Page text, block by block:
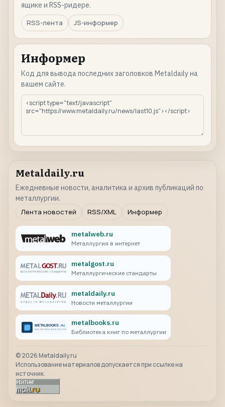
ящике и RSS-ридере.
RSS-лента
JS-информер
Информер
Код для вывода последних заголовков Metaldaily на
вашем сайте.
Metaldaily.ru
Ежедневные новости, аналитика и архив публикаций по
металлургии.
Лента новостей
RSS/XML Информер
metalweb.ru
Металлургия в интернет
metalgost.ru
Металлургические стандарты
metaldaily.ru
Новости металлургии
metalbooks.ru
Библиотека книг по металлургии
©2026 Metaldaily.ru
Использование материалов допускается при ссылке на
источник.